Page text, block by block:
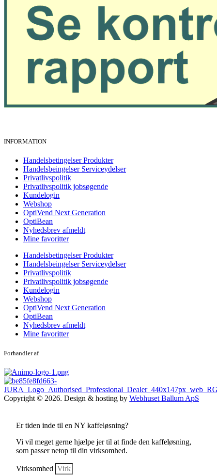
INFORMATION
Handelsbetingelser Produkter
Handelsbeingelser Serviceydelser
Privatlivspolitik
Privatlivspolitik jobsøgende
Kundelogin
Webshop
OptiVend Next Generation
OptiBean
Nyhedsbrev afmeldt
Mine favoritter
Handelsbetingelser Produkter
Handelsbeingelser Serviceydelser
Privatlivspolitik
Privatlivspolitik jobsøgende
Kundelogin
Webshop
OptiVend Next Generation
OptiBean
Nyhedsbrev afmeldt
Mine favoritter
Forhandler af
Copyright © 2026. Design & hosting by Webhuset Ballum ApS
Er tiden inde til en NY kaffeløsning?
Vi vil meget gerne hjælpe jer til at finde den kaffeløsning,
som passer netop til din virksomhed.
Virksomhed